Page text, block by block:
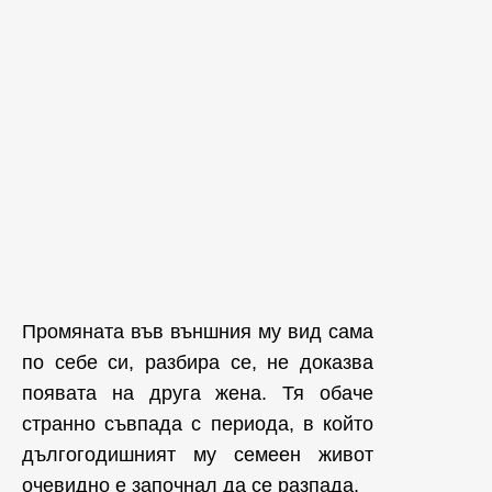
Промяната във външния му вид сама
по себе си, разбира се, не доказва
появата на друга жена. Тя обаче
странно съвпада с периода, в който
дългогодишният му семеен живот
очевидно е започнал да се разпада.